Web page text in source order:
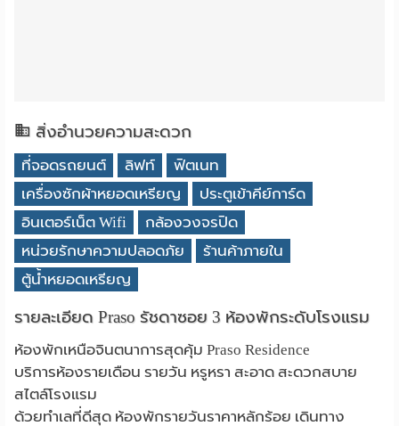
สิ่งอำนวยความสะดวก
ที่จอดรถยนต์ ลิฟท์
ฟิตเนท
เครื่องซักผ้าหยอดเหรียญ
ประตูเข้าคีย์การ์ด
อินเตอร์เน็ต Wifi
กล้องวงจรปิด
หน่วยรักษาความปลอดภัย
ร้านค้าภายใน
ตู้น้ำหยอดเหรียญ
รายละเอียด Praso รัชดาซอย 3 ห้องพักระดับโรงแรม
ห้องพักเหนือจินตนาการสุดคุ้ม Praso Residence
บริการห้องรายเดือน รายวัน หรูหรา สะอาด สะดวกสบาย
สไตล์โรงแรม
ด้วยทำเลที่ดีสุด ห้องพักรายวันราคาหลักร้อย เดินทาง